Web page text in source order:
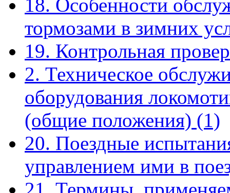
18. Особенности
тормозами в зимних
19. Контрольная
2. Техническое
оборудования
(общие положения) (1)
20. Поездные
управлением ими в